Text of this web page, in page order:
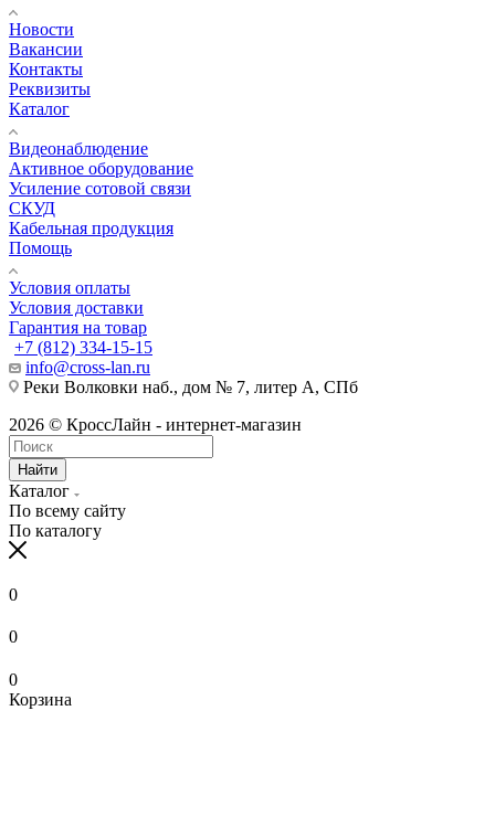
Новости
Вакансии
Контакты
Реквизиты
Каталог
Видеонаблюдение
Активное оборудование
Усиление сотовой связи
СКУД
Кабельная продукция
Помощь
Условия оплаты
Условия доставки
Гарантия на товар
+7 (812) 334-15-15
info@cross-lan.ru
Реки Волковки наб., дом № 7, литер А, СПб
2026 © КроссЛайн - интернет-магазин
Найти
Каталог
По всему сайту
По каталогу
0
0
0
Корзина